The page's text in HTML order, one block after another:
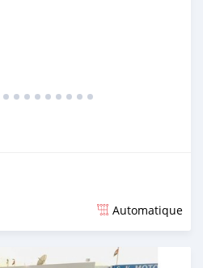
Automatique